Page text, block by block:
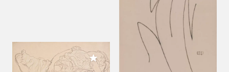
Meiner Sammlung hinzufügen